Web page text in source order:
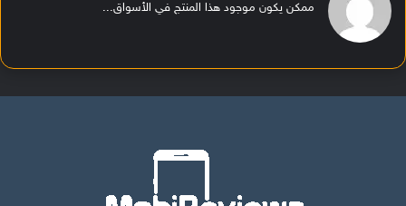
ممكن يكون موجود هذا المنتج في الأسواق...